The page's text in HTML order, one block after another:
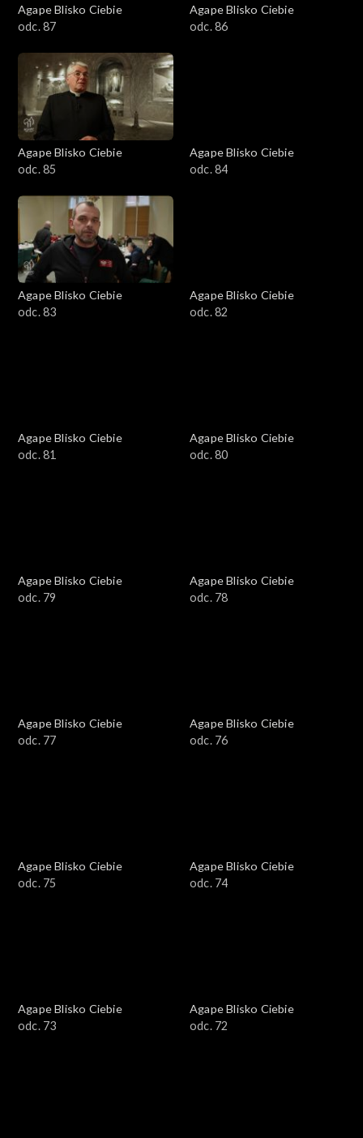
Agape Blisko Ciebie
odc. 87
Agape Blisko Ciebie
odc. 86
Agape Blisko Ciebie
odc. 85
Agape Blisko Ciebie
odc. 84
Agape Blisko Ciebie
odc. 83
Agape Blisko Ciebie
odc. 82
Agape Blisko Ciebie
odc. 81
Agape Blisko Ciebie
odc. 80
Agape Blisko Ciebie
odc. 79
Agape Blisko Ciebie
odc. 78
Agape Blisko Ciebie
odc. 77
Agape Blisko Ciebie
odc. 76
Agape Blisko Ciebie
odc. 75
Agape Blisko Ciebie
odc. 74
Agape Blisko Ciebie
odc. 73
Agape Blisko Ciebie
odc. 72